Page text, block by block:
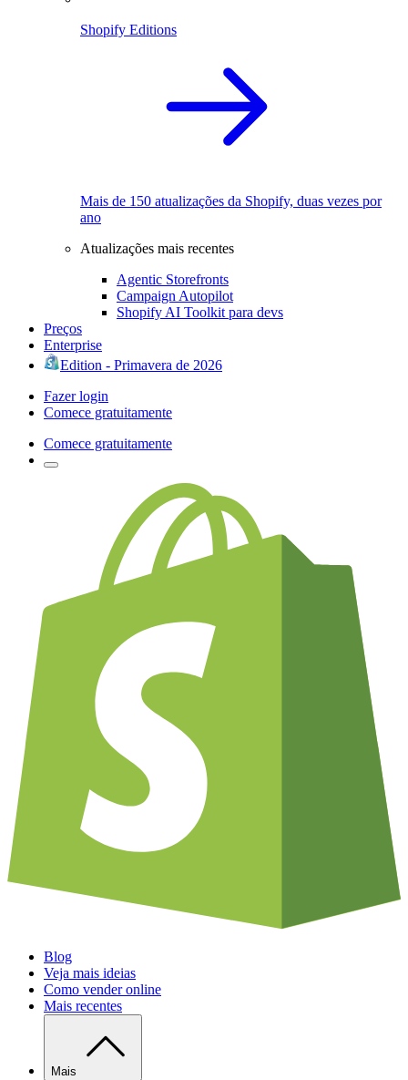
Shopify Editions
Mais de 150 atualizações da Shopify, duas vezes por
ano
Atualizações mais recentes
Agentic Storefronts
Campaign Autopilot
Shopify AI Toolkit para devs
Preços
Enterprise
Edition - Primavera de 2026
Fazer login
Comece gratuitamente
Comece gratuitamente
Blog
Veja mais ideias
Como vender online
Mais recentes
Mais